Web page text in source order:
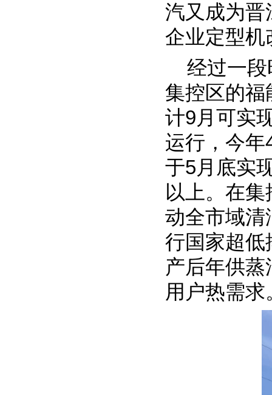
汽又成为晋
企业定型
经过一段
集控区的福
计9月可实
运行，今
于5月底实
以上。在
动全市域清
行国家超低
产后年供
用户热需求